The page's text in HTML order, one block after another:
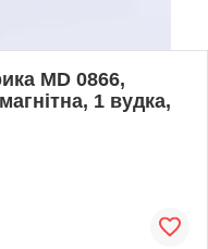
MD 0866,
1 вудка,